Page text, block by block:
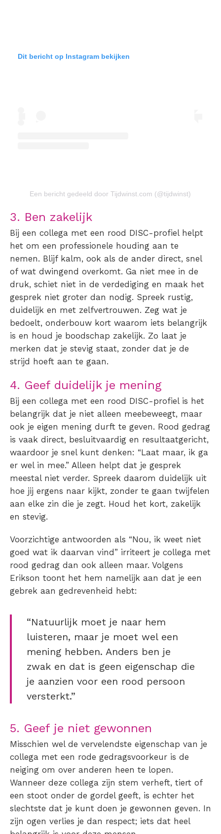
Dit bericht op Instagram bekijken
Een bericht gedeeld door Tijdwinst.com (@tijdwinst)
3. Ben zakelijk
Bij een collega met een rood DISC-profiel helpt
het om een professionele houding aan te
nemen. Blijf kalm, ook als de ander direct, snel
of wat dwingend overkomt. Ga niet mee in de
druk, schiet niet in de verdediging en maak het
gesprek niet groter dan nodig. Spreek rustig,
duidelijk en met zelfvertrouwen. Zeg wat je
bedoelt, onderbouw kort waarom iets belangrijk
is en houd je boodschap zakelijk. Zo laat je
merken dat je stevig staat, zonder dat je de
strijd hoeft aan te gaan.
4. Geef duidelijk je mening
Bij een collega met een rood DISC-profiel is het
belangrijk dat je niet alleen meebeweegt, maar
ook je eigen mening durft te geven. Rood gedrag
is vaak direct, besluitvaardig en resultaatgericht,
waardoor je snel kunt denken: “Laat maar, ik ga
er wel in mee.” Alleen helpt dat je gesprek
meestal niet verder. Spreek daarom duidelijk uit
hoe jij ergens naar kijkt, zonder te gaan twijfelen
aan elke zin die je zegt. Houd het kort, zakelijk
en stevig.
Voorzichtige antwoorden als “Nou, ik weet niet
goed wat ik daarvan vind” irriteert je collega met
rood gedrag dan ook alleen maar. Volgens
Erikson toont het hem namelijk aan dat je een
gebrek aan gedrevenheid hebt:
“Natuurlijk moet je naar hem
luisteren, maar je moet wel een
mening hebben. Anders ben je
zwak en dat is geen eigenschap die
je aanzien voor een rood persoon
versterkt.”
5. Geef je niet gewonnen
Misschien wel de vervelendste eigenschap van je
collega met een rode gedragsvoorkeur is de
neiging om over anderen heen te lopen.
Wanneer deze collega zijn stem verheft, tiert of
een stoot onder de gordel geeft, is echter het
slechtste dat je kunt doen je gewonnen geven. In
zijn ogen verlies je dan respect; iets dat heel